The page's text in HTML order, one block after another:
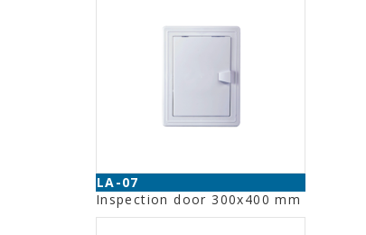
LA-07
Inspection door 300x400 mm